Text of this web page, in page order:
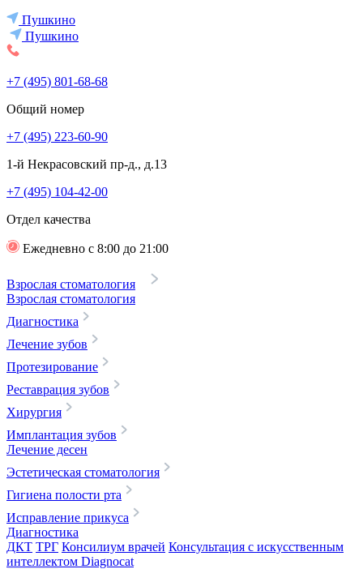
Пушкино
Пушкино
+7 (495) 801-68-68
Общий номер
+7 (495) 223-60-90
1-й Некрасовский пр-д., д.13
+7 (495) 104-42-00
Отдел качества
Ежедневно с 8:00 до 21:00
Взрослая стоматология
Взрослая стоматология
Диагностика
Лечение зубов
Протезирование
Реставрация зубов
Хирургия
Имплантация зубов
Лечение десен
Эстетическая стоматология
Гигиена полости рта
Исправление прикуса
Диагностика
ДКТ ТРГ Консилиум врачей Консультация с искусственным
интеллектом Diagnocat